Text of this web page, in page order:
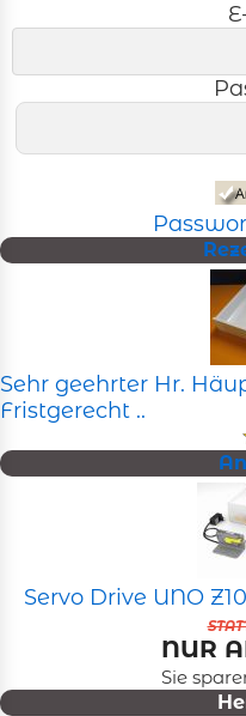
Sehr geehrter Hr.
Fristgerecht ..
Servo Drive UNO
NUR
Sie